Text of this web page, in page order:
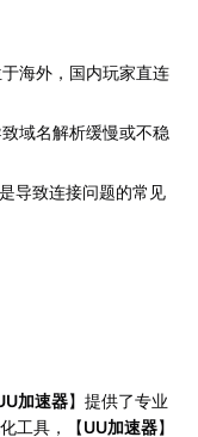
海外，国内玩家直连
域名解析缓慢或不稳
导致连接问题的常见
加速器】提供了专业
工具，【UU加速器】